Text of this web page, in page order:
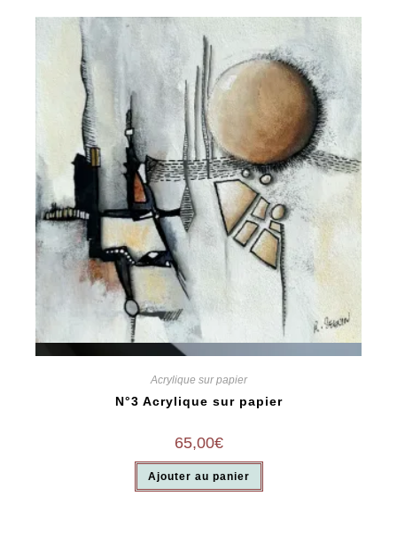
Vue rapide
Acrylique sur papier
N°3 Acrylique sur papier
65,00€
Ajouter au panier